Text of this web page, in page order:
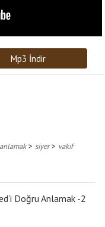
Mp3 İndir
> siyer> vakıf
Doğru Anlamak -2